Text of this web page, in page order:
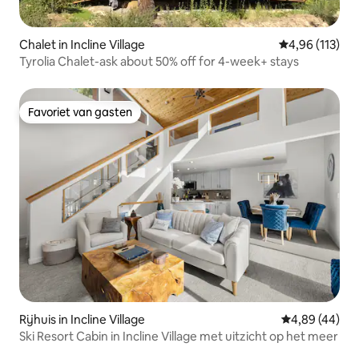
Chalet in Incline Village Gemiddelde
4,96 (113)
Tyrolia Chalet-ask about 50% off for 4-week+ stays
Favoriet van gasten
Favoriet van gasten
Rijhuis in Incline Village Gemiddelde
4,89 (44)
Ski Resort Cabin in Incline Village met uitzicht op het meer